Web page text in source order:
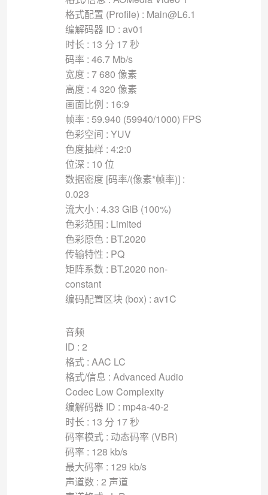
格式配置 (Profile) : Main@L6.1
编解码器 ID : av01
时长 : 13 分 17 秒
码率 : 46.7 Mb/s
宽度 : 7 680 像素
高度 : 4 320 像素
画面比例 : 16:9
帧率 : 59.940 (59940/1000) FPS
色彩空间 : YUV
色度抽样 : 4:2:0
位深 : 10 位
数据密度 [码率/(像素*帧率)] :
0.023
流大小 : 4.33 GiB (100%)
色彩范围 : Limited
色彩原色 : BT.2020
传输特性 : PQ
矩阵系数 : BT.2020 non-
constant
编码配置区块 (box) : av1C
音频
ID : 2
格式 : AAC LC
格式/信息 : Advanced Audio
Codec Low Complexity
编解码器 ID : mp4a-40-2
时长 : 13 分 17 秒
码率模式 : 动态码率 (VBR)
码率 : 128 kb/s
最大码率 : 129 kb/s
声道数 : 2 声道